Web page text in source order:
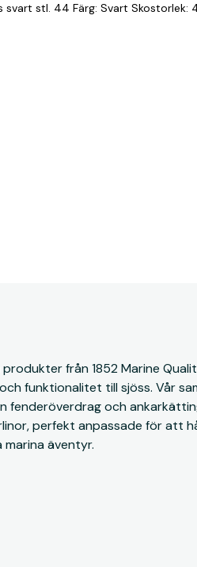
svart stl. 44 Färg: Svart Skostorlek:
från 1852 Marine
funktionalitet till sjöss. Vår
fenderöverdrag och
perfekt anpassade för att
äventyr.